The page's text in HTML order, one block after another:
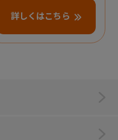
詳しくはこちら